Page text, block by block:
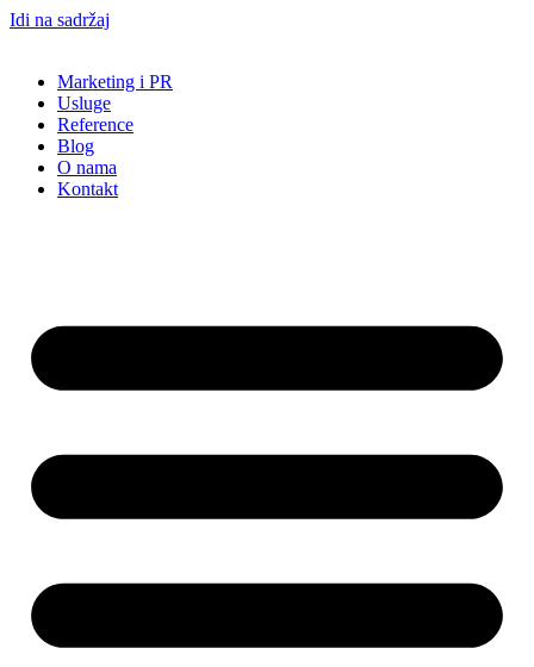
Idi na sadržaj
Marketing i PR
Usluge
Reference
Blog
O nama
Kontakt